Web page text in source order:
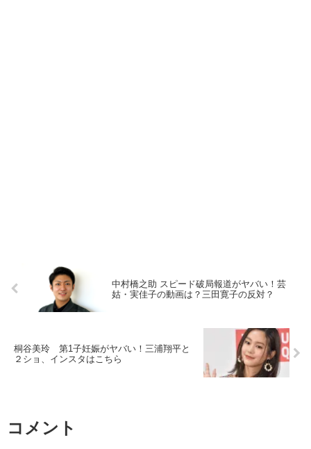
中村橋之助 スピード破局報道がヤバい！芸
姑・実佳子の動画は？三田寛子の反対？
桐谷美玲 第1子妊娠がヤバい！三浦翔平と
２ショ、インスタはこちら
コメント